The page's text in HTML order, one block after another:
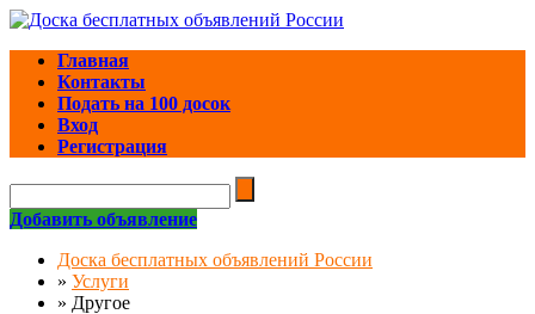
Главная
Контакты
Подать на 100 досок
Вход
Регистрация
Добавить объявление
Доска бесплатных объявлений России
» Услуги
» Другое